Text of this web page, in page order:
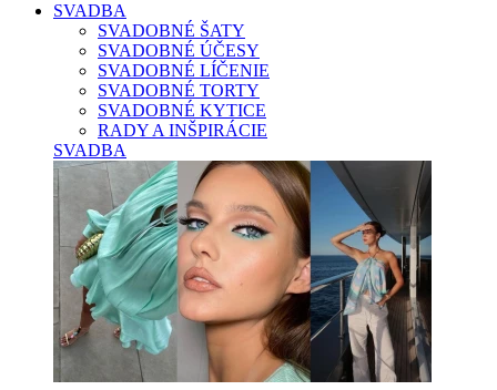
SVADBA
SVADOBNÉ ŠATY
SVADOBNÉ ÚČESY
SVADOBNÉ LÍČENIE
SVADOBNÉ TORTY
SVADOBNÉ KYTICE
RADY A INŠPIRÁCIE
SVADBA